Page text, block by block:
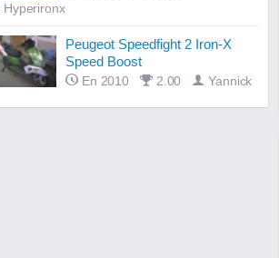
Hyperironx
Peugeot Speedfight 2 Iron-X
Speed Boost
En 2010 2.00 Yannick